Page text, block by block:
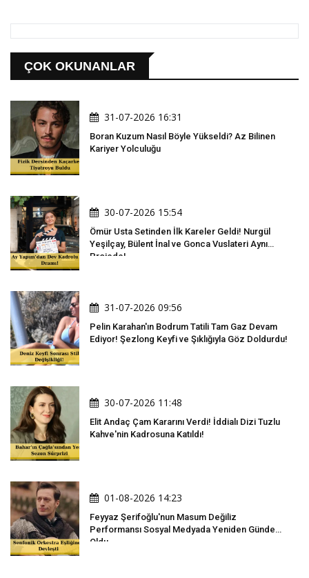
ÇOK OKUNANLAR
31-07-2026 16:31
Boran Kuzum Nasıl Böyle Yükseldi? Az Bilinen
Kariyer Yolculuğu
30-07-2026 15:54
Ömür Usta Setinden İlk Kareler Geldi! Nurgül
Yeşilçay, Bülent İnal ve Gonca Vuslateri Aynı
Projede!
31-07-2026 09:56
Pelin Karahan'ın Bodrum Tatili Tam Gaz Devam
Ediyor! Şezlong Keyfi ve Şıklığıyla Göz Doldurdu!
30-07-2026 11:48
Elit Andaç Çam Kararını Verdi! İddialı Dizi Tuzlu
Kahve'nin Kadrosuna Katıldı!
01-08-2026 14:23
Feyyaz Şerifoğlu'nun Masum Değiliz
Performansı Sosyal Medyada Yeniden Gündem
Oldu